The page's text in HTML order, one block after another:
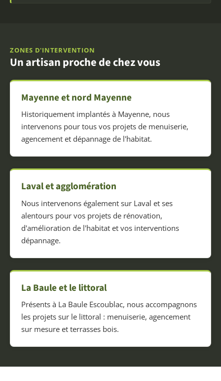
ZONES D'INTERVENTION
Un artisan proche de chez vous
Mayenne et nord Mayenne
Historiquement implantés à Mayenne, nous
intervenons pour tous vos projets de menuiserie,
agencement et dépannage de l'habitat.
Laval et agglomération
Nous intervenons également sur Laval et ses
alentours pour vos projets de rénovation,
d'amélioration de l'habitat et vos interventions
dépannage.
La Baule et le littoral
Présents à La Baule Escoublac, nous accompagnons
les projets sur le littoral : menuiserie, agencement
sur mesure et terrasses bois.